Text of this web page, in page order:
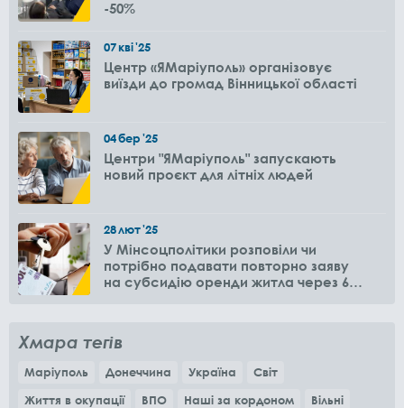
-50%
07кві'25
Центр «ЯМаріуполь» організовує
виїзди до громад Вінницької області
04бер'25
Центри "ЯМаріуполь" запускають
новий проєкт для літніх людей
28лют'25
У Мінсоцполітики розповіли чи
потрібно подавати повторно заяву
на субсидію оренди житла через 6
Хмара тегів
Маріуполь Донеччина Україна
Світ
Життя в окупації
ВПО Наші за кордоном
Вільні